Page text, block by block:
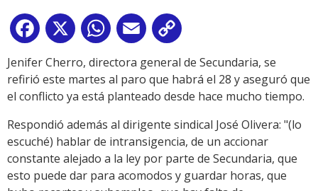
Facebook
X WhatsApp
Email
Link
Jenifer Cherro, directora general de Secundaria, se
refirió este martes al paro que habrá el 28 y aseguró que
el conflicto ya está planteado desde hace mucho tiempo.
Respondió además al dirigente sindical José Olivera: "(lo
escuché) hablar de intransigencia, de un accionar
constante alejado a la ley por parte de Secundaria, que
esto puede dar para acomodos y guardar horas, que